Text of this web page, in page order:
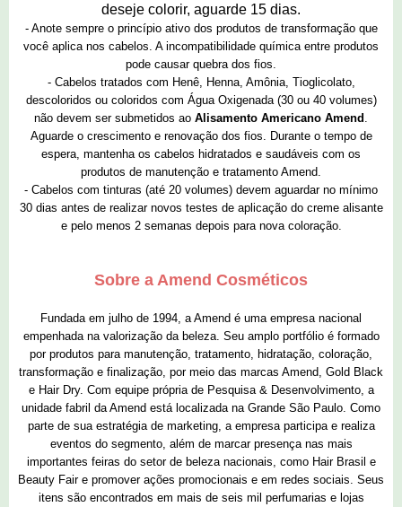
deseje colorir, aguarde 15 dias.
- Anote sempre o princípio ativo dos produtos de transformação que
você aplica nos cabelos. A incompatibilidade química entre produtos
pode causar quebra dos fios.
- Cabelos tratados com Henê, Henna, Amônia, Tioglicolato,
descoloridos ou coloridos com Água Oxigenada (30 ou 40 volumes)
não devem ser submetidos ao Alisamento Americano Amend
Aguarde o crescimento e renovação dos fios. Durante o tempo de
espera, mantenha os cabelos hidratados e saudáveis com os
produtos de manutenção e tratamento Amend.
- Cabelos com tinturas (até 20 volumes) devem aguardar no mínimo
30 dias antes de realizar novos testes de aplicação do creme alisante
e pelo menos 2 semanas depois para nova coloração.
Sobre a Amend Cosméticos
Fundada em julho de 1994, a Amend é uma empresa nacional
empenhada na valorização da beleza. Seu amplo portfólio é formado
por produtos para manutenção, tratamento, hidratação, coloração,
transformação e finalização, por meio das marcas Amend, Gold Black
e Hair Dry. Com equipe própria de Pesquisa & Desenvolvimento, a
unidade fabril da Amend está localizada na Grande São Paulo. Como
parte de sua estratégia de marketing, a empresa participa e realiza
eventos do segmento, além de marcar presença nas mais
importantes feiras do setor de beleza nacionais, como Hair Brasil e
Beauty Fair e promover ações promocionais e em redes sociais. Seus
itens são encontrados em mais de seis mil perfumarias e lojas